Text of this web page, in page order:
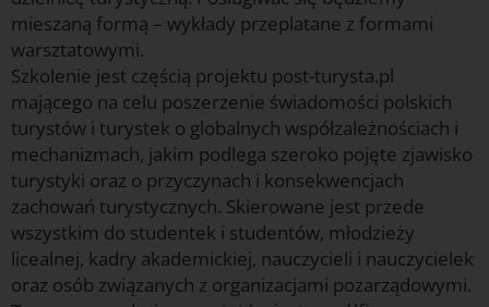
mieszaną formą – wykłady przeplatane z formami
warsztatowymi.
Szkolenie jest częścią projektu post-turysta.pl
mającego na celu poszerzenie świadomości polskich
turystów i turystek o globalnych współzależnościach i
mechanizmach, jakim podlega szeroko pojęte zjawisko
turystyki oraz o przyczynach i konsekwencjach
zachowań turystycznych. Skierowane jest przede
wszystkim do studentek i studentów, młodzieży
licealnej, kadry akademickiej, nauczycieli i nauczycielek
oraz osób związanych z organizacjami pozarządowymi.